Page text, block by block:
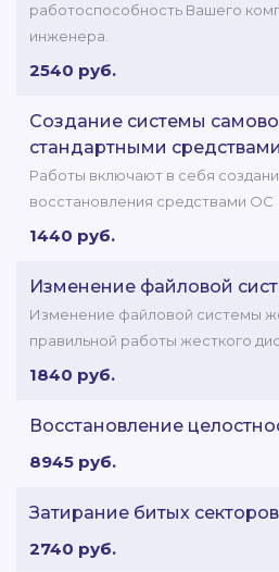
работоспособность Вашего
инженера.
2540 руб.
Создание системы
стандартными
Работы включают в себя
восстановления средствами ОС
1440 руб.
Изменение файловой
Изменение файловой системы
правильной работы жесткого
1840 руб.
Восстановление
8945 руб.
Затирание битых
2740 руб.